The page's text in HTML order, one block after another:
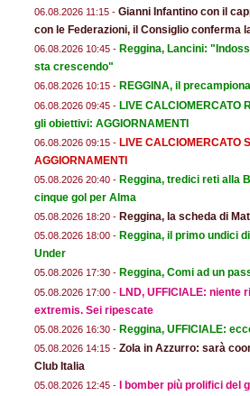
06.08.2026 11:15 - Gianni Infantino con il
con le Federazioni, il Consiglio conferma
06.08.2026 10:45 - Reggina, Lancini:
sta crescendo"
06.08.2026 10:15 - REGGINA, il
06.08.2026 09:45 - LIVE CALCIOMERCATO
gli obiettivi: AGGIORNAMENTI
06.08.2026 09:15 - LIVE CALCIOMERCATO
AGGIORNAMENTI
05.08.2026 20:40 - Reggina, tredici reti alla
cinque gol per Alma
05.08.2026 18:20 - Reggina, la scheda di
05.08.2026 18:00 - Reggina, il primo undici
Under
05.08.2026 17:30 - Reggina, Comi ad un
05.08.2026 17:00 - LND, UFFICIALE: niente
extremis. Sei ripescate
05.08.2026 16:30 - Reggina, UFFICIALE:
05.08.2026 14:15 - Zola in Azzurro: sarà
Club Italia
05.08.2026 12:45 -
I bomber più prolifici del